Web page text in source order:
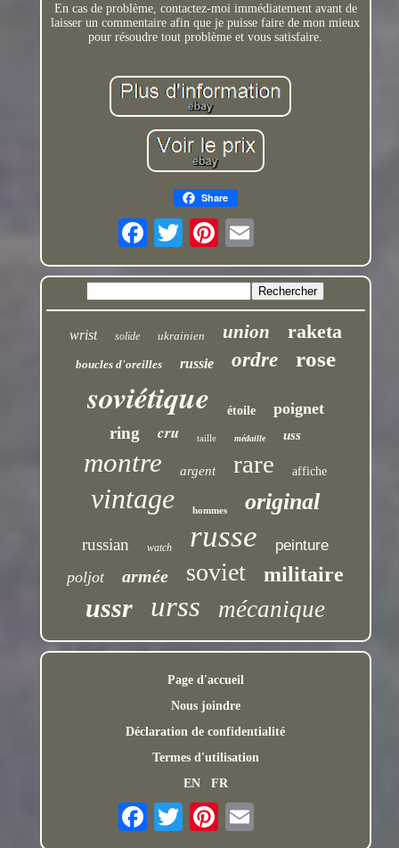
En cas de problème, contactez-moi immédiatement avant de
laisser un commentaire afin que je puisse faire de mon mieux
pour résoudre tout problème et vous satisfaire.
Share
wrist solide ukrainien union raketa
boucles d'oreilles russie ordre rose
soviétique étoile poignet
ring cru taille médaille uss
montre argent rare affiche
vintage hommes original
russian watch russe peinture
poljot armée soviet militaire
ussr urss mécanique
Page d'accueil
Nous joindre
Déclaration de confidentialité
Termes d'utilisation
EN
FR